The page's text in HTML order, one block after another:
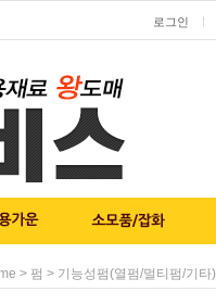
로그인
> 펌 > 기능성펌(열펌/멀티펌/기타)